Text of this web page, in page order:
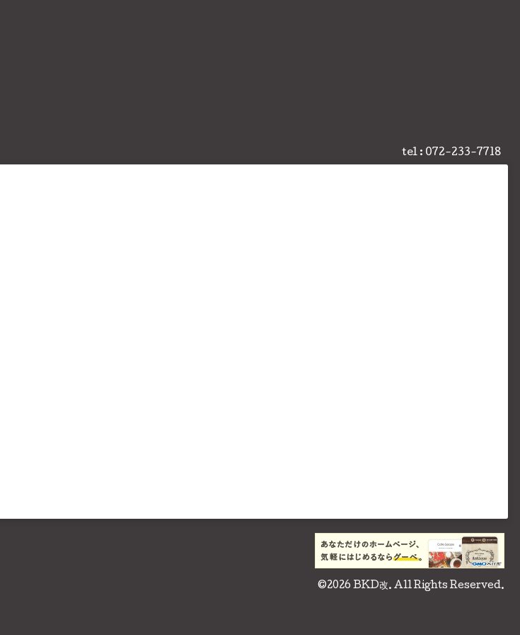
tel : 072-233-7718
©2026 BKD改. All Rights Reserved.